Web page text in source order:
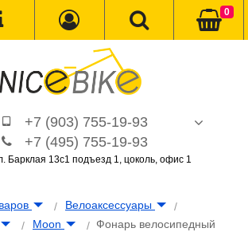
+7 (903) 755-19-93
+7 (495) 755-19-93
Барклая 13с1 подъезд 1, цоколь, офис 1
0
Велоаксессуары
Moon
Фонарь велосипедный